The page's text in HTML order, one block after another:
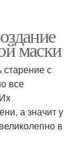
маски
с
все
а значит у
в